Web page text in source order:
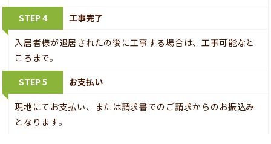
STEP 4 工事完了
入居者様が退居されたの後に工事する場合は、工事可能なと
ころまで。
STEP 5 お支払い
現地にてお支払い、または請求書でのご請求からのお振込み
となります。